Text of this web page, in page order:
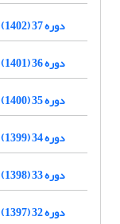
دوره 37 (1402)
دوره 36 (1401)
دوره 35 (1400)
دوره 34 (1399)
دوره 33 (1398)
دوره 32 (1397)